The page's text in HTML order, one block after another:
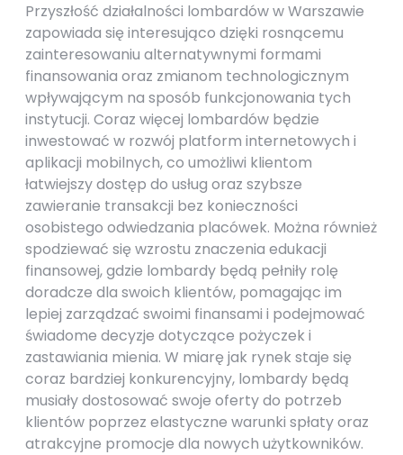
Przyszłość działalności lombardów w Warszawie
zapowiada się interesująco dzięki rosnącemu
zainteresowaniu alternatywnymi formami
finansowania oraz zmianom technologicznym
wpływającym na sposób funkcjonowania tych
instytucji. Coraz więcej lombardów będzie
inwestować w rozwój platform internetowych i
aplikacji mobilnych, co umożliwi klientom
łatwiejszy dostęp do usług oraz szybsze
zawieranie transakcji bez konieczności
osobistego odwiedzania placówek. Można również
spodziewać się wzrostu znaczenia edukacji
finansowej, gdzie lombardy będą pełniły rolę
doradcze dla swoich klientów, pomagając im
lepiej zarządzać swoimi finansami i podejmować
świadome decyzje dotyczące pożyczek i
zastawiania mienia. W miarę jak rynek staje się
coraz bardziej konkurencyjny, lombardy będą
musiały dostosować swoje oferty do potrzeb
klientów poprzez elastyczne warunki spłaty oraz
atrakcyjne promocje dla nowych użytkowników.